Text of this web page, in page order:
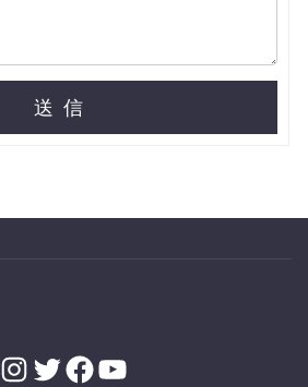
送信
Instagram
Twitter
Facebook
YouTube